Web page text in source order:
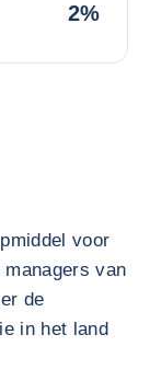
2%
voor
van
de
in het land